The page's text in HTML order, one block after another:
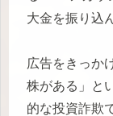
大金を振り込
広告をきっか
株がある」と
的な投資詐欺